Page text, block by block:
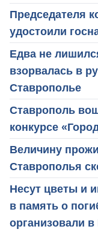
Председателя
удостоили
Едва не
взорвалась в
Ставрополье
Ставрополь
конкурсе
Величину
Ставрополья
Несут цветы и
в память о
организовали в